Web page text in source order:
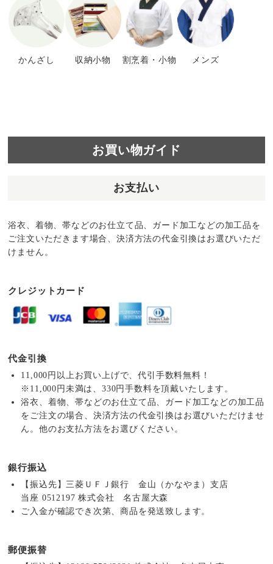
かんざし 収納小物 割烹着・小物 メンズ
お買い物ガイド
お支払い
浴衣、着物、帯などのお仕立て品、ガード加工などの加工品を
ご注文いただきます場合、決済方法の代金引換はお選びいただ
けません。
クレジットカード
代金引換
11,000円以上お買い上げで、代引手数料無料！
※11,000円未満は、330円手数料を頂戴いたします。
浴衣、着物、帯などのお仕立て品、ガード加工などの加工品
をご注文の場合、決済方法の代金引換はお選びいただけませ
ん。他のお支払方法をお選びください。
銀行振込
【振込先】三菱ＵＦＪ銀行 金山（かなやま）支店
当座 0512197 株式会社 名古屋大森
ご入金が確認でき次第、商品を発送致します。
郵便振替